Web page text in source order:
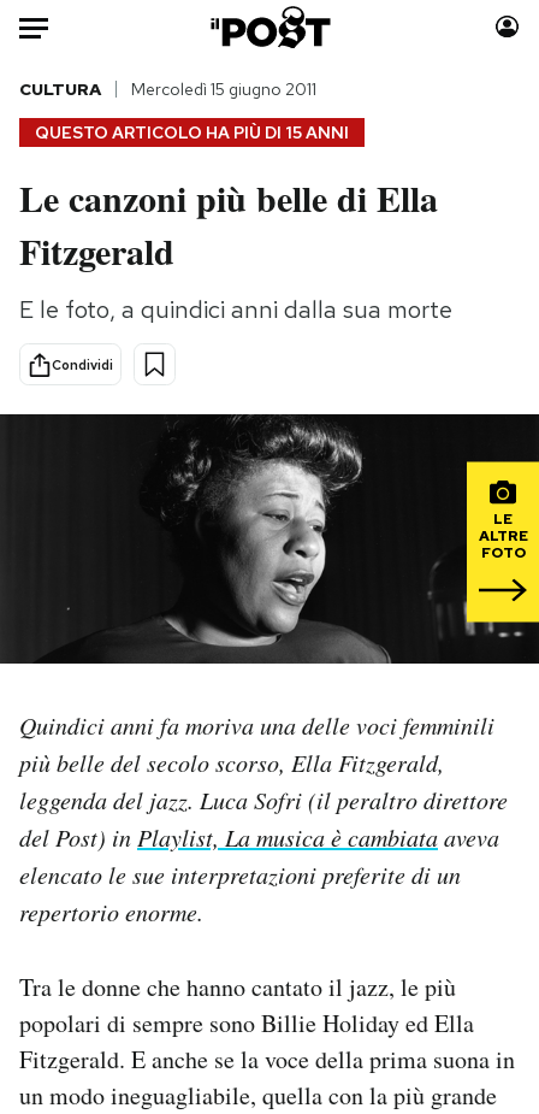
Auto
HOME
Italia
Politica
Tecnologia
Internet
Scienza
Cultura
Moda
Storie/Idee
Europa
Altrecose
Mondiali calcio 2026
NEWSLETTER
I MIEI PREFERITI
SHOP
CALENDARIO
AREA PERSONALE
Area Personale
Newsletter
Notifiche mobile
QUESTO ARTICOLO HA PIÙ DI 15 ANNI
CULTURA Mercoledì 15 giugno 2011
Le canzoni più belle di Ella
Fitzgerald
E le foto, a quindici anni dalla sua morte
Condividi
LE
ALTRE
FOTO
Quindici anni fa moriva una delle voci femminili
più belle del secolo scorso, Ella Fitzgerald,
leggenda del jazz. Luca Sofri (il peraltro direttore
del Post) inPlaylist, La musica è cambiataaveva
elencato le sue interpretazioni preferite di un
repertorio enorme.
Tra le donne che hanno cantato il jazz, le più
popolari di sempre sono Billie Holiday ed Ella
Fitzgerald. E anche se la voce della prima suona in
un modo ineguagliabile, quella con la più grande